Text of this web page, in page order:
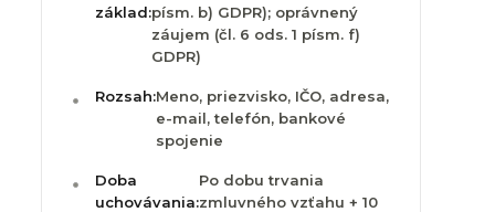
základ:písm. b) GDPR); oprávnený
záujem (čl. 6 ods. 1 písm. f)
GDPR)
Rozsah:Meno, priezvisko, IČO, adresa,
e-mail, telefón, bankové
spojenie
Doba
uchovávania:
Po dobu trvania
zmluvného vzťahu + 10